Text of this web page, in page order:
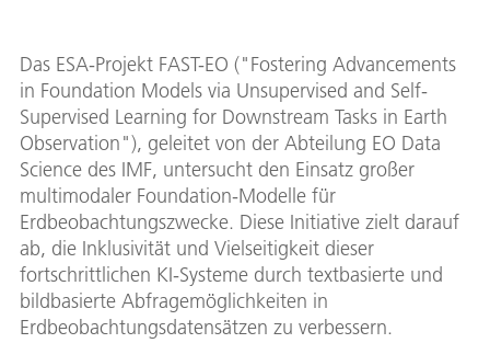
Das ESA-Projekt FAST-EO ("Fostering Advancements
in Foundation Models via Unsupervised and Self-
Supervised Learning for Downstream Tasks in Earth
Observation"), geleitet von der Abteilung EO Data
Science des IMF, untersucht den Einsatz großer
multimodaler Foundation-Modelle für
Erdbeobachtungszwecke. Diese Initiative zielt darauf
ab, die Inklusivität und Vielseitigkeit dieser
fortschrittlichen KI-Systeme durch textbasierte und
bildbasierte Abfragemöglichkeiten in
Erdbeobachtungsdatensätzen zu verbessern.